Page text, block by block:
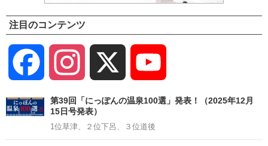
注目のコンテンツ
Facebook Instagram
Channel
第39回「にっぽんの温泉100選」発表！（2025年12月
15日号発表）
1位草津、２位下呂、３位道後